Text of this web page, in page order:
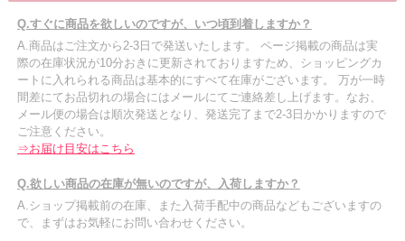
Q.すぐに商品を欲しいのですが、いつ頃到着しますか？
A.商品はご注文から2-3日で発送いたします。 ページ掲載の商品は実
際の在庫状況が10分おきに更新されておりますため、ショッピングカ
ートに入れられる商品は基本的にすべて在庫がございます。 万が一時
間差にてお品切れの場合にはメールにてご連絡差し上げます。なお、
メール便の場合は順次発送となり、発送完了まで2-3日かかりますので
ご注意ください。
⇒お届け目安はこちら
Q.欲しい商品の在庫が無いのですが、入荷しますか？
A.ショップ掲載前の在庫、また入荷手配中の商品などもございますの
で、まずはお気軽にお問い合わせください。